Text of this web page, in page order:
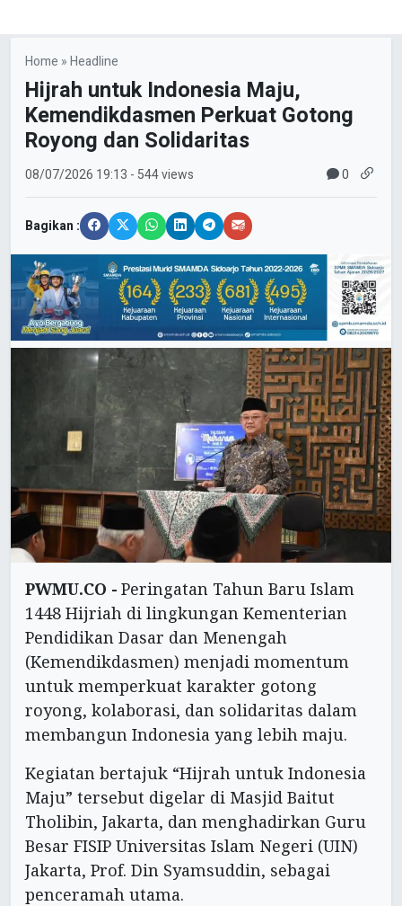
Home »Headline
Hijrah untuk Indonesia Maju,
Kemendikdasmen Perkuat Gotong
Royong dan Solidaritas
08/07/2026 19:13 - 544 views 0
Bagikan :
PWMU.CO - Peringatan Tahun Baru Islam
1448 Hijriah di lingkungan Kementerian
Pendidikan Dasar dan Menengah
(Kemendikdasmen) menjadi momentum
untuk memperkuat karakter gotong
royong, kolaborasi, dan solidaritas dalam
membangun Indonesia yang lebih maju.
Kegiatan bertajuk “Hijrah untuk Indonesia
Maju” tersebut digelar di Masjid Baitut
Tholibin, Jakarta, dan menghadirkan Guru
Besar FISIP Universitas Islam Negeri (UIN)
Jakarta, Prof. Din Syamsuddin, sebagai
penceramah utama.